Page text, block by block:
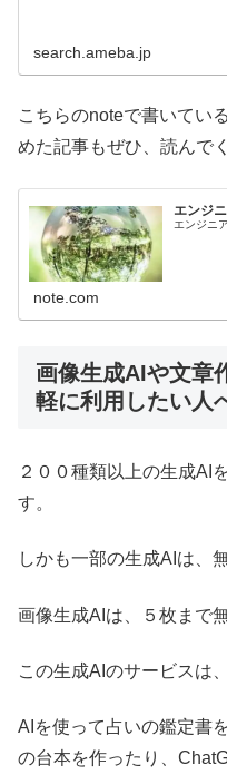
search.ameba.jp
こちらのnoteで書いてい
めた記事もぜひ、読んで
エンジ
エンジニ
note.com
画像生成AIや文章
軽に利用したい人
２００種類以上の生成AI
す。
しかも一部の生成AIは、
画像生成AIは、５枚まで
この生成AIのサービスは
AIを使って占いの鑑定書
の台本を作ったり、